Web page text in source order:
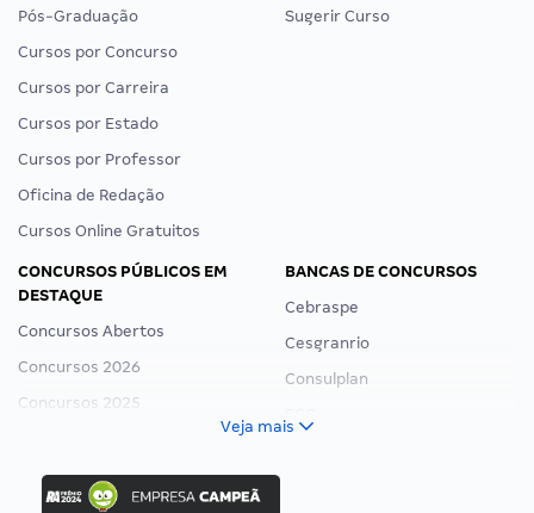
Pós-Graduação
Cursos por Concurso
Cursos por Carreira
Cursos por Estado
Cursos por Professor
Oficina de Redação
Cursos Online Gratuitos
Sugerir Curso
CONCURSOS PÚBLICOS EM
DESTAQUE
Concursos Abertos
Concursos 2026
Concursos 2025
Concurso Ibama
BANCAS DE CONCURSOS
Cebraspe
Cesgranrio
Consulplan
Veja mais